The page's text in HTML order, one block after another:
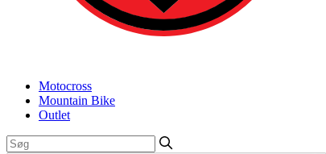
Motocross
Mountain Bike
Outlet